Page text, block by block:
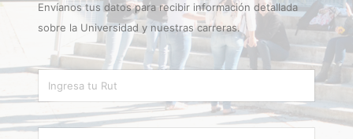
Envíanos tus datos para recibir información detallada
sobre la Universidad y nuestras carreras.